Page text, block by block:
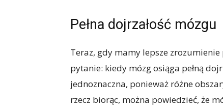
Pełna dojrzałość mózgu
Teraz, gdy mamy lepsze
pytanie: kiedy mózg osiąga pełną
jednoznaczna, ponieważ różne
rzecz biorąc, można powiedzieć, że